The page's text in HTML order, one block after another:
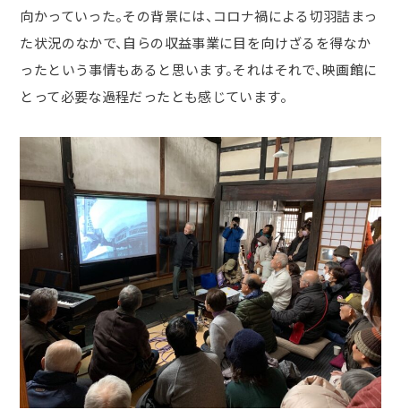
向かっていった。その背景には、コロナ禍による切羽詰まっ
た状況のなかで、自らの収益事業に目を向けざるを得なか
ったという事情もあると思います。それはそれで、映画館に
とって必要な過程だったとも感じています。